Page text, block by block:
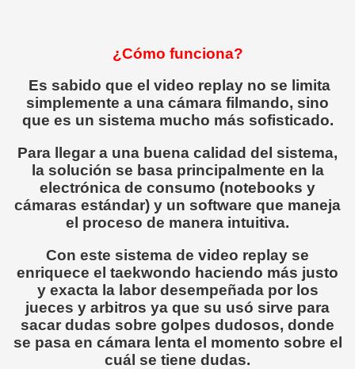
¿Cómo funciona?
Es sabido que el video replay no se limita
simplemente a una cámara filmando, sino
que es un sistema mucho más sofisticado.
Para llegar a una buena calidad del sistema,
la solución se basa principalmente en la
electrónica de consumo (notebooks y
cámaras estándar) y un software que maneja
el proceso de manera intuitiva.
Con este sistema de video replay se
enriquece el taekwondo haciendo más justo
y exacta la labor desempeñada por los
jueces y arbitros ya que su usó sirve para
sacar dudas sobre golpes dudosos, donde
se pasa en cámara lenta el momento sobre el
cuál se tiene dudas.